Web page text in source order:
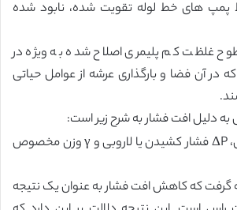
پمپ های خط لوله تقویت شده، نابود شده
غلظت کم پلیمری اصلاح شده به ویژه در
در آن فضا و بارگذاری عرشه از عوامل حیاتی
که در آن H بیانگر راس، ΔP فشار کشیدن یا لاروبی و γ وزن مخصوص
گرفت که کاهش افت فشار به عنوان یک نتیجه